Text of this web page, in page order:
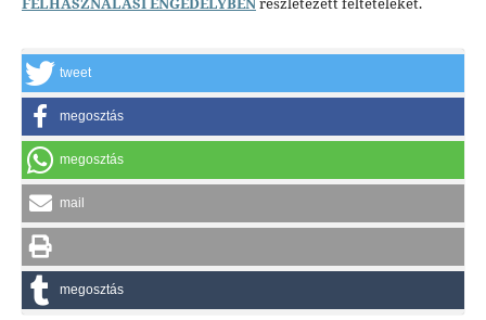
tweet
megosztás
megosztás
mail
megosztás